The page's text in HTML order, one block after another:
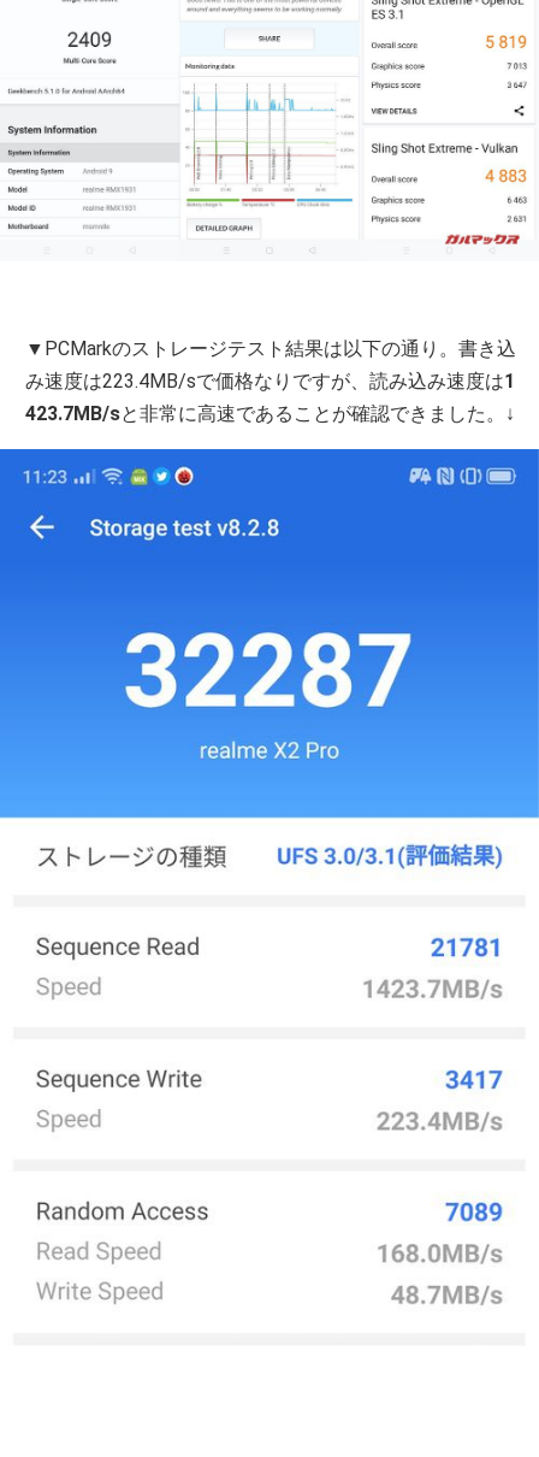
▼PCMarkのストレージテスト結果は以下の通り。書き込
み速度は223.4MB/sで価格なりですが、読み込み速度は1
423.7MB/sと非常に高速であることが確認できました。↓